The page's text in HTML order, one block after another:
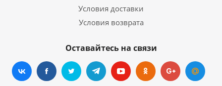
Условия доставки
Условия возврата
Оставайтесь на связи